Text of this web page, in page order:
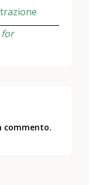
for
commento.